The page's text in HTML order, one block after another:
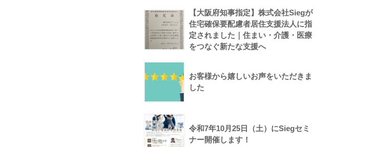
【大阪府知事指定】株式会社Siegが
住宅確保要配慮者居住支援法人に指
定されました｜住まい・介護・医療
をつなぐ新たな支援へ
お客様から嬉しいお声をいただきま
した
令和7年10月25日（土）にSiegセミ
ナー開催します！